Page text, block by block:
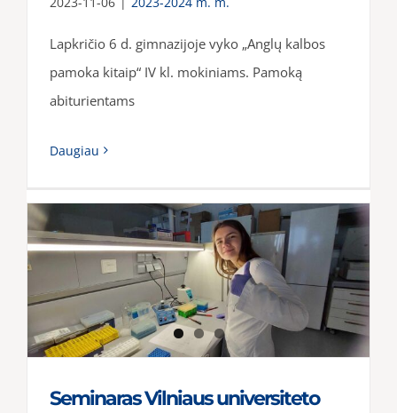
Lapkričio 6 d. gimnazijoje vyko „Anglų kalbos
pamoka kitaip“ IV kl. mokiniams. Pamoką
abiturientams
Daugiau
Seminaras Vilniaus universiteto